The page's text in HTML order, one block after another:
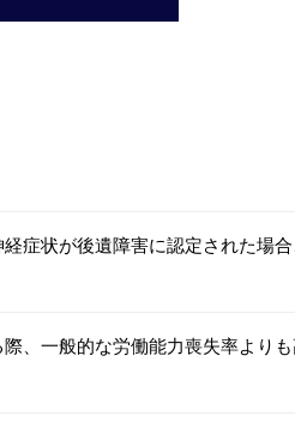
症状が後遺障害に認定された場
、一般的な労働能力喪失率より